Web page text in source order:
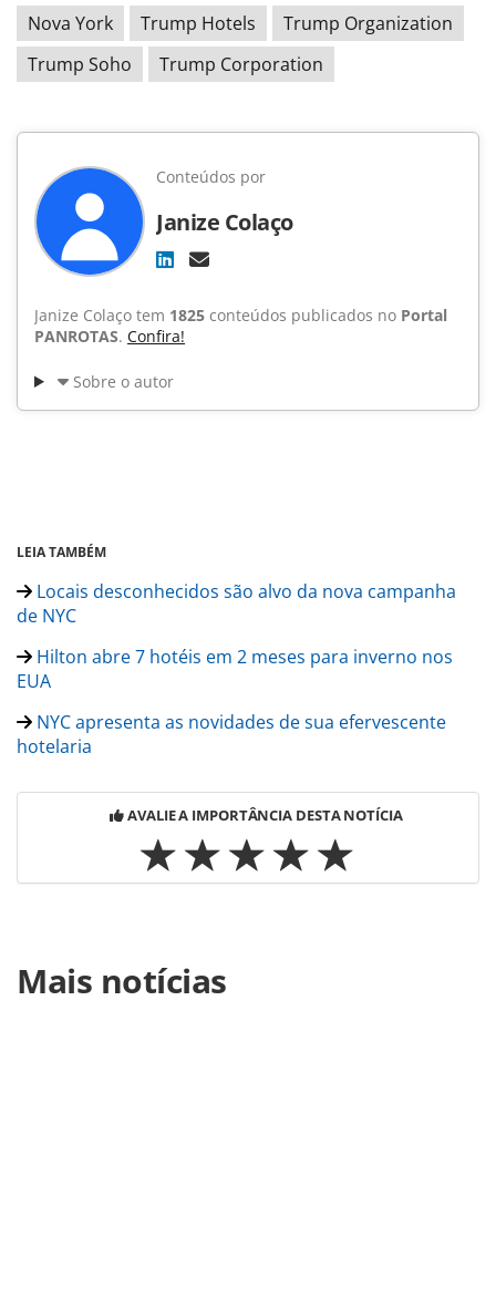
Nova York Trump Hotels
Trump Organization
Trump Soho
Trump Corporation
Conteúdos por
Janize Colaço
Janize Colaço tem 1825 conteúdos publicados no Portal
PANROTAS. Confira!
Sobre o autor
LEIA TAMBÉM
Locais desconhecidos são alvo da nova campanha
de NYC
Hilton abre 7 hotéis em 2 meses para inverno nos
EUA
NYC apresenta as novidades de sua efervescente
hotelaria
AVALIE A IMPORTÂNCIA DESTA NOTÍCIA
https://www.panrotas.com.br/noticia-
turismo/hotelaria/2017/11/trump-soho-ny-sera-
Mais notícias